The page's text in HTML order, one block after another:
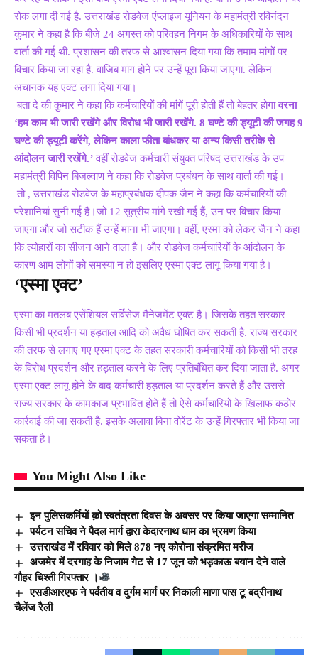
रोक लगा दी गई है. उत्तराखंड रोडवेज एंप्लाइज यूनियन के महामंत्री रविनंदन
कुमार ने कहा है कि बीजे 24 अगस्त को परिवहन निगम के अधिकारियों के साथ
वार्ता की गई थी. प्रशासन की तरफ से आश्वासन दिया गया कि तमाम मांगों पर
विचार किया जा रहा है. वाजिब मांग होने पर उन्हें पूरा किया जाएगा. लेकिन
अचानक यह एक्ट लगा दिया गया।
बता दे की कुमार ने कहा कि कर्मचारियों की मांगें पूरी होती हैं तो बेहतर होगावरना
‘हम काम भी जारी रखेंगे और विरोध भी जारी रखेंगे. 8घण्टे की ड्यूटी की जगह9
घण्टे की ड्यूटी करेंगे,लेकिन काला फीता बांधकर या अन्य किसी तरीके से
आंदोलन जारी रखेंगे.’ वहीं रोडवेज कर्मचारी संयुक्त परिषद उत्तराखंड के उप
महामंत्री विपिन बिजल्वाण ने कहा कि रोडवेज प्रबंधन के साथ वार्ता की गई।
तो , उत्तराखंड रोडवेज के महाप्रबंधक दीपक जैन ने कहा कि कर्मचारियों की
परेशानियां सुनी गई हैं।जो 12 सूत्रीय मांगे रखी गई हैं, उन पर विचार किया
जाएगा और जो सटीक हैं उन्हें माना भी जाएगा। वहीं, एस्मा को लेकर जैन ने कहा
कि त्योहारों का सीजन आने वाला है। और रोडवेज कर्मचारियों के आंदोलन के
कारण आम लोगों को समस्या न हो इसलिए एस्मा एक्ट लागू किया गया है।
‘एस्मा एक्ट’
एस्मा का मतलब एसेंशियल सर्विसेज मैनेजमेंट एक्ट है। जिसके तहत सरकार
किसी भी प्रदर्शन या हड़ताल आदि को अवैध घोषित कर सकती है. राज्य सरकार
की तरफ से लगाए गए एस्मा एक्ट के तहत सरकारी कर्मचारियों को किसी भी तरह
के विरोध प्रदर्शन और हड़ताल करने के लिए प्रतिबंधित कर दिया जाता है. अगर
एस्मा एक्ट लागू होने के बाद कर्मचारी हड़ताल या प्रदर्शन करते हैं और उससे
राज्य सरकार के कामकाज प्रभावित होते हैं तो ऐसे कर्मचारियों के खिलाफ कठोर
कार्रवाई की जा सकती है. इसके अलावा बिना वोरेंट के उन्हें गिरफ्तार भी किया जा
सकता है।
You Might Also Like
इन पुलिसकर्मियों क़ो स्वतंत्रता दिवस के अवसर पर किया जाएगा सम्मानित
पर्यटन सचिव ने पैदल मार्ग द्वारा केदारनाथ धाम का भ्रमण किया
उत्तराखंड में रविवार को मिले 878 नए कोरोना संक्रमित मरीज
अजमेर में दरगाह के निजाम गेट से 17 जून को भड़काऊ बयान देने वाले
गौहर चिश्ती गिरफ्तार ।
एसडीआरएफ ने पर्वतीय व दुर्गम मार्ग पर निकाली माणा पास टू बद्रीनाथ
चैलेंज रैली